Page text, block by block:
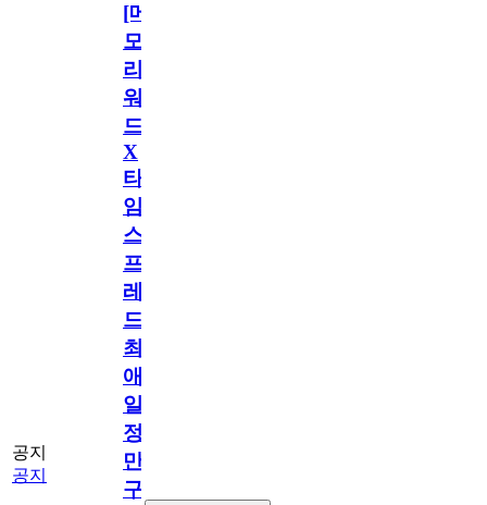
공지
공지
[메
모
리
워
드
X
타
임
스
프
레
드]
최
애
일
정
만
구